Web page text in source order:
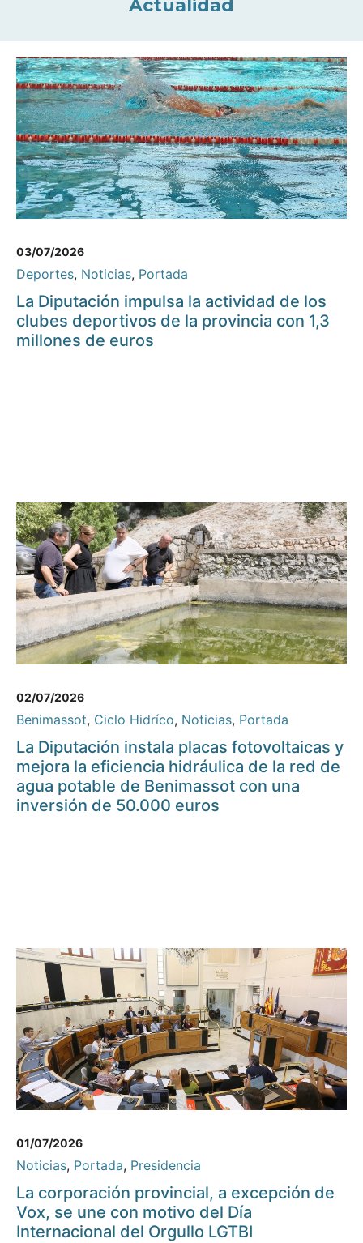
Actualidad
03/07/2026
Deportes, Noticias, Portada
La Diputación impulsa la actividad de los
clubes deportivos de la provincia con 1,3
millones de euros
02/07/2026
Benimassot, Ciclo Hidríco, Noticias, Portada
La Diputación instala placas fotovoltaicas y
mejora la eficiencia hidráulica de la red de
agua potable de Benimassot con una
inversión de 50.000 euros
01/07/2026
Noticias, Portada, Presidencia
La corporación provincial, a excepción de
Vox, se une con motivo del Día
Internacional del Orgullo LGTBI